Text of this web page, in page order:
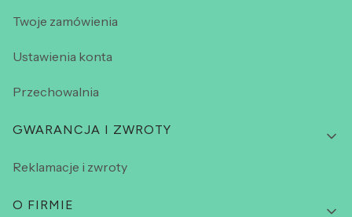
Twoje zamówienia
Ustawienia konta
Przechowalnia
GWARANCJA I ZWROTY
Reklamacje i zwroty
O FIRMIE